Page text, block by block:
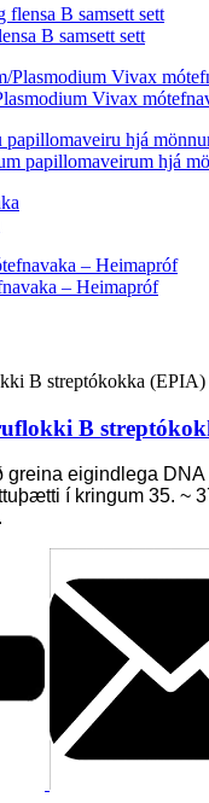
B samsett sett
Vivax
papillomaveirum hjá
– Heimapróf
B
greina eigindlega
í kringum 35. ~